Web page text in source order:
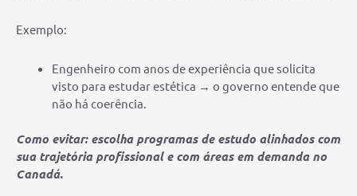
Exemplo:
Engenheiro com anos de experiência que solicita
visto para estudar estética → o governo entende que
não há coerência.
Como evitar: escolha programas de estudo alinhados com
sua trajetória profissional e com áreas em demanda no
Canadá.